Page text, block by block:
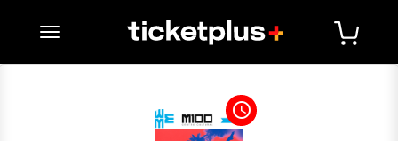
desplegar navegación
access_time